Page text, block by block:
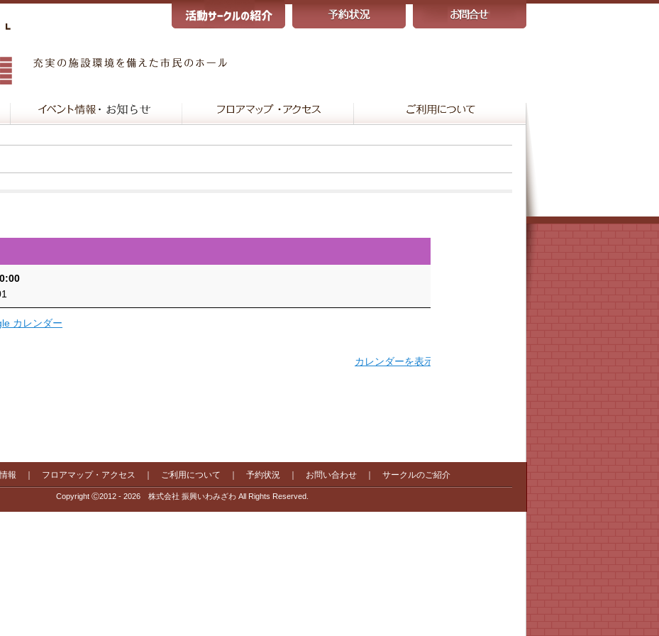
カレンダー
カレンダーを表示
報 フロアマップ・アクセス ご利用について 予約状況 お問い合わせ サークルのご紹介
Copyright Ⓒ2012 - 2026 株式会社 振興いわみざわ All Rights Reserved.